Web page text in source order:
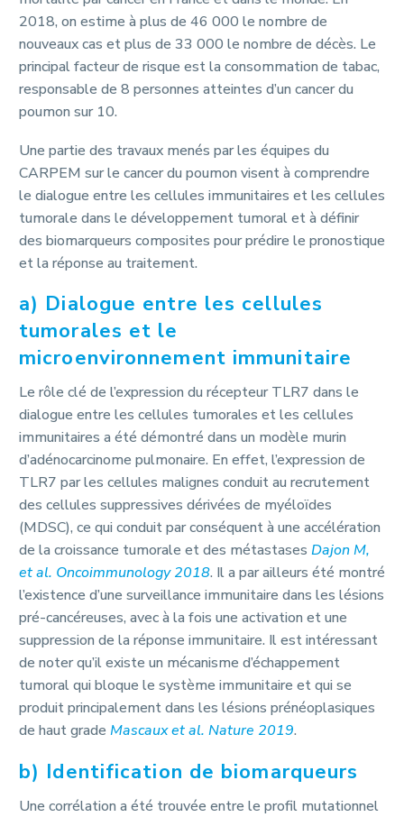
2018, on estime à plus de 46 000 le nombre de
nouveaux cas et plus de 33 000 le nombre de décès. Le
principal facteur de risque est la consommation de tabac,
responsable de 8 personnes atteintes d’un cancer du
poumon sur 10.
Une partie des travaux menés par les équipes du
CARPEM sur le cancer du poumon visent à comprendre
le dialogue entre les cellules immunitaires et les cellules
tumorale dans le développement tumoral et à définir
des biomarqueurs composites pour prédire le pronostique
et la réponse au traitement.
a) Dialogue entre les cellules
tumorales et le
microenvironnement immunitaire
Le rôle clé de l’expression du récepteur TLR7 dans le
dialogue entre les cellules tumorales et les cellules
immunitaires a été démontré dans un modèle murin
d’adénocarcinome pulmonaire. En effet, l’expression de
TLR7 par les cellules malignes conduit au recrutement
des cellules suppressives dérivées de myéloïdes
(MDSC), ce qui conduit par conséquent à une accélération
de la croissance tumorale et des métastases Dajon M,
et al. Oncoimmunology 2018. Il a par ailleurs été montré
l’existence d’une surveillance immunitaire dans les lésions
pré-cancéreuses, avec à la fois une activation et une
suppression de la réponse immunitaire. Il est intéressant
de noter qu’il existe un mécanisme d’échappement
tumoral qui bloque le système immunitaire et qui se
produit principalement dans les lésions prénéoplasiques
de haut grade Mascaux et al. Nature 2019.
b) Identification de biomarqueurs
Une corrélation a été trouvée entre le profil mutationnel